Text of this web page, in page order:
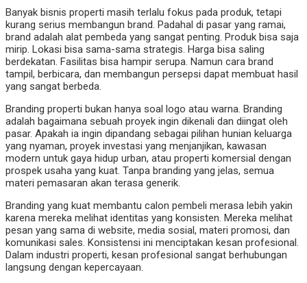
Banyak bisnis properti masih terlalu fokus pada produk, tetapi
kurang serius membangun brand. Padahal di pasar yang ramai,
brand adalah alat pembeda yang sangat penting. Produk bisa saja
mirip. Lokasi bisa sama-sama strategis. Harga bisa saling
berdekatan. Fasilitas bisa hampir serupa. Namun cara brand
tampil, berbicara, dan membangun persepsi dapat membuat hasil
yang sangat berbeda.
Branding properti bukan hanya soal logo atau warna. Branding
adalah bagaimana sebuah proyek ingin dikenali dan diingat oleh
pasar. Apakah ia ingin dipandang sebagai pilihan hunian keluarga
yang nyaman, proyek investasi yang menjanjikan, kawasan
modern untuk gaya hidup urban, atau properti komersial dengan
prospek usaha yang kuat. Tanpa branding yang jelas, semua
materi pemasaran akan terasa generik.
Branding yang kuat membantu calon pembeli merasa lebih yakin
karena mereka melihat identitas yang konsisten. Mereka melihat
pesan yang sama di website, media sosial, materi promosi, dan
komunikasi sales. Konsistensi ini menciptakan kesan profesional.
Dalam industri properti, kesan profesional sangat berhubungan
langsung dengan kepercayaan.